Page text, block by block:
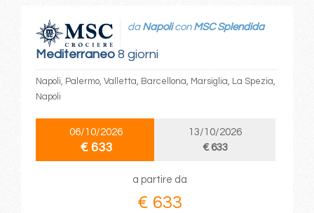
Mediterraneo8 giorni
da Napolicon MSC Splendida
Napoli, Palermo, Valletta, Barcellona, Marsiglia, La Spezia,
Napoli
06/10/2026
€ 633
13/10/2026
€ 633
a partire da
€ 633